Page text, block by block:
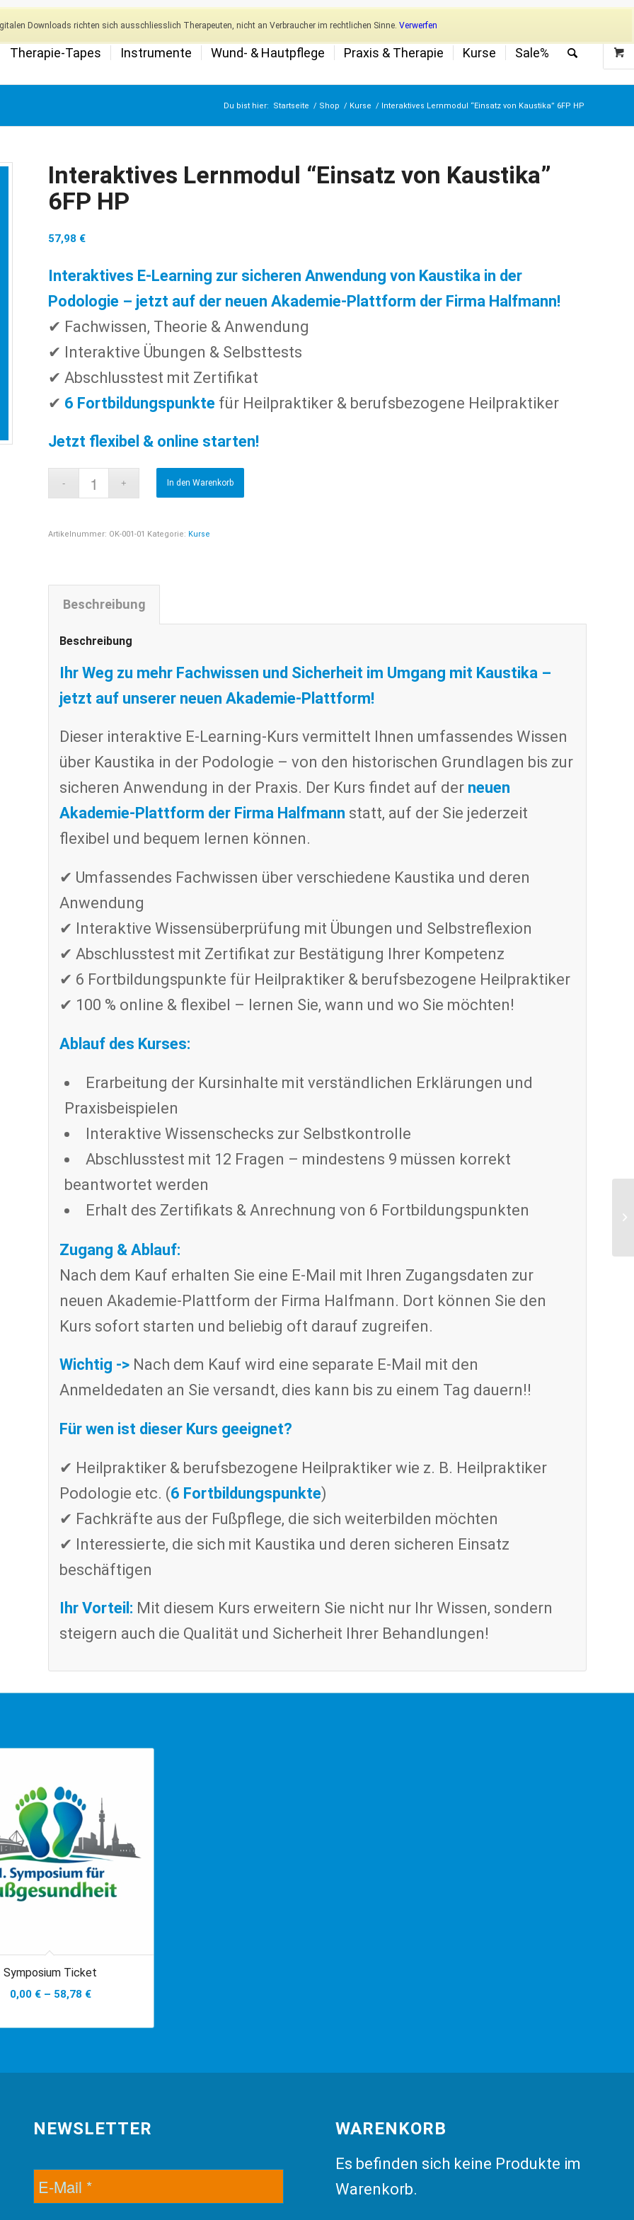
Downloads richten sich ausschliesslich Therapeuten, nicht an Verbraucher im rechtlichen Sinne. Verwerfen
Newsletter Mein Konto
Therapie-Tapes Instrumente Wund- & Hautpflege Praxis & Therapie Kurse Sale%
Du bist hier: Startseite / Shop / Kurse / Interaktives Lernmodul “Einsatz von Kaustika” 6FP HP
Interaktives Lernmodul “Einsatz von Kaustika”
6FP HP
57,98 €
Interaktives E-Learning zur sicheren Anwendung von Kaustika in der
Podologie – jetzt auf der neuen Akademie-Plattform der Firma Halfmann!
✔ Fachwissen, Theorie & Anwendung
✔ Interaktive Übungen & Selbsttests
✔ Abschlusstest mit Zertifikat
✔ 6 Fortbildungspunkte für Heilpraktiker & berufsbezogene Heilpraktiker
Jetzt flexibel & online starten!
In den Warenkorb
Artikelnummer: OK-001-01 Kategorie: Kurse
Beschreibung
Beschreibung
Ihr Weg zu mehr Fachwissen und Sicherheit im Umgang mit Kaustika –
jetzt auf unserer neuen Akademie-Plattform!
Dieser interaktive E-Learning-Kurs vermittelt Ihnen umfassendes Wissen
über Kaustika in der Podologie – von den historischen Grundlagen bis zur
sicheren Anwendung in der Praxis. Der Kurs findet auf der neuen
Akademie-Plattform der Firma Halfmann statt, auf der Sie jederzeit
flexibel und bequem lernen können.
✔ Umfassendes Fachwissen über verschiedene Kaustika und deren
Anwendung
✔ Interaktive Wissensüberprüfung mit Übungen und Selbstreflexion
✔ Abschlusstest mit Zertifikat zur Bestätigung Ihrer Kompetenz
✔ 6 Fortbildungspunkte für Heilpraktiker & berufsbezogene Heilpraktiker
✔ 100 % online & flexibel – lernen Sie, wann und wo Sie möchten!
Ablauf des Kurses:
Erarbeitung der Kursinhalte mit verständlichen Erklärungen und
Praxisbeispielen
Interaktive Wissenschecks zur Selbstkontrolle
Abschlusstest mit 12 Fragen – mindestens 9 müssen korrekt
beantwortet werden
Erhalt des Zertifikats & Anrechnung von 6 Fortbildungspunkten
Zugang & Ablauf:
Nach dem Kauf erhalten Sie eine E-Mail mit Ihren Zugangsdaten zur
neuen Akademie-Plattform der Firma Halfmann. Dort können Sie den
Kurs sofort starten und beliebig oft darauf zugreifen.
Wichtig -> Nach dem Kauf wird eine separate E-Mail mit den
Anmeldedaten an Sie versandt, dies kann bis zu einem Tag dauern!!
Für wen ist dieser Kurs geeignet?
✔ Heilpraktiker & berufsbezogene Heilpraktiker wie z. B. Heilpraktiker
Podologie etc. (6 Fortbildungspunkte)
✔ Fachkräfte aus der Fußpflege, die sich weiterbilden möchten
✔ Interessierte, die sich mit Kaustika und deren sicheren Einsatz
beschäftigen
Ihr Vorteil: Mit diesem Kurs erweitern Sie nicht nur Ihr Wissen, sondern
steigern auch die Qualität und Sicherheit Ihrer Behandlungen!
Symposium Ticket
0,00 €– 58,78 €
NEWSLETTER WARENKORB
Es befinden sich keine Produkte im
Warenkorb.